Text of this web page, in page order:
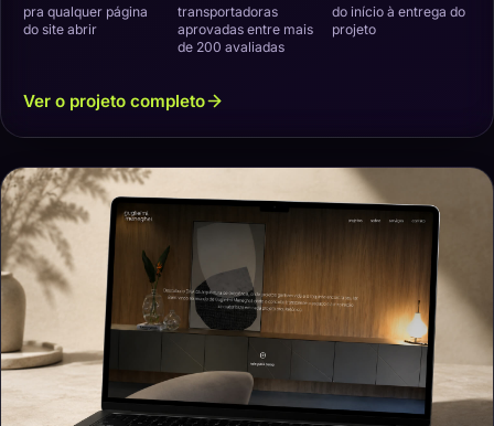
pra qualquer página
do site abrir
transportadoras
aprovadas entre mais
de 200 avaliadas
do início à entrega do
projeto
Ver o projeto completo